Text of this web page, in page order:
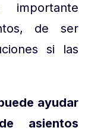
importante
de ser
si las
ayudar
asientos